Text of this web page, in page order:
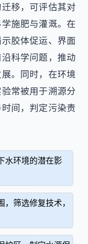
移，可评估其对
施肥与灌溉。在
胶体促运、界面
科学问题，推动
。同时，在环境
常被用于溯源分
间，判定污染责
水环境的潜在影
筛选修复技术，